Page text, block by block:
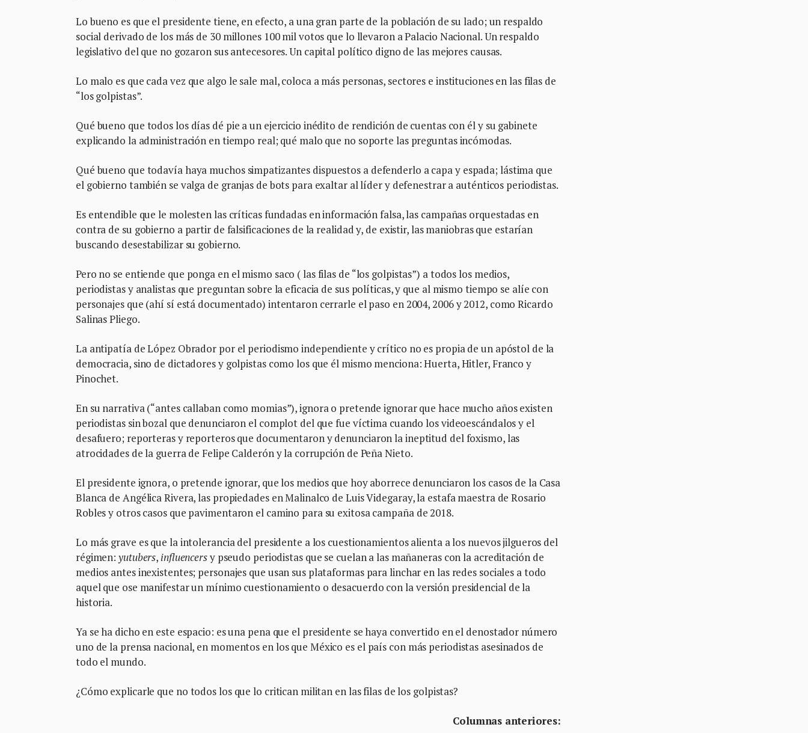
Lo bueno es que el presidente tiene, en efecto, a una gran parte de la población de su lado; un respaldo
social derivado de los más de 30 millones 100 mil votos que lo llevaron a Palacio Nacional. Un respaldo
legislativo del que no gozaron sus antecesores. Un capital político digno de las mejores causas.
Lo malo es que cada vez que algo le sale mal, coloca a más personas, sectores e instituciones en las filas de
“los golpistas”.
Qué bueno que todos los días dé pie a un ejercicio inédito de rendición de cuentas con él y su gabinete
explicando la administración en tiempo real; qué malo que no soporte las preguntas incómodas.
Qué bueno que todavía haya muchos simpatizantes dispuestos a defenderlo a capa y espada; lástima que
el gobierno también se valga de granjas de bots para exaltar al líder y defenestrar a auténticos periodistas.
Es entendible que le molesten las críticas fundadas en información falsa, las campañas orquestadas en
contra de su gobierno a partir de falsificaciones de la realidad y, de existir, las maniobras que estarían
buscando desestabilizar su gobierno.
Pero no se entiende que ponga en el mismo saco ( las filas de “los golpistas”) a todos los medios,
periodistas y analistas que preguntan sobre la eficacia de sus políticas, y que al mismo tiempo se alíe con
personajes que (ahí sí está documentado) intentaron cerrarle el paso en 2004, 2006 y 2012, como Ricardo
Salinas Pliego.
La antipatía de López Obrador por el periodismo independiente y crítico no es propia de un apóstol de la
democracia, sino de dictadores y golpistas como los que él mismo menciona: Huerta, Hitler, Franco y
Pinochet.
En su narrativa (“antes callaban como momias”), ignora o pretende ignorar que hace mucho años existen
periodistas sin bozal que denunciaron el complot del que fue víctima cuando los videoescándalos y el
desafuero; reporteras y reporteros que documentaron y denunciaron la ineptitud del foxismo, las
atrocidades de la guerra de Felipe Calderón y la corrupción de Peña Nieto.
El presidente ignora, o pretende ignorar, que los medios que hoy aborrece denunciaron los casos de la Casa
Blanca de Angélica Rivera, las propiedades en Malinalco de Luis Videgaray, la estafa maestra de Rosario
Robles y otros casos que pavimentaron el camino para su exitosa campaña de 2018.
Lo más grave es que la intolerancia del presidente a los cuestionamientos alienta a los nuevos jilgueros del
régimen:yutubers, influencersy pseudo periodistas que se cuelan a las mañaneras con la acreditación de
medios antes inexistentes; personajes que usan sus plataformas para linchar en las redes sociales a todo
aquel que ose manifestar un mínimo cuestionamiento o desacuerdo con la versión presidencial de la
historia.
Ya se ha dicho en este espacio: es una pena que el presidente se haya convertido en el denostador número
uno de la prensa nacional, en momentos en los que México es el país con más periodistas asesinados de
todo el mundo.
¿Cómo explicarle que no todos los que lo critican militan en las filas de los golpistas?
Columnas anteriores: